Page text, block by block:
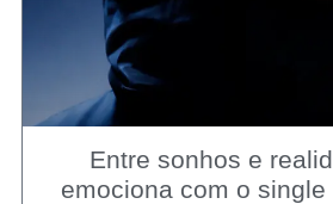
Entre sonhos e
emociona com o single